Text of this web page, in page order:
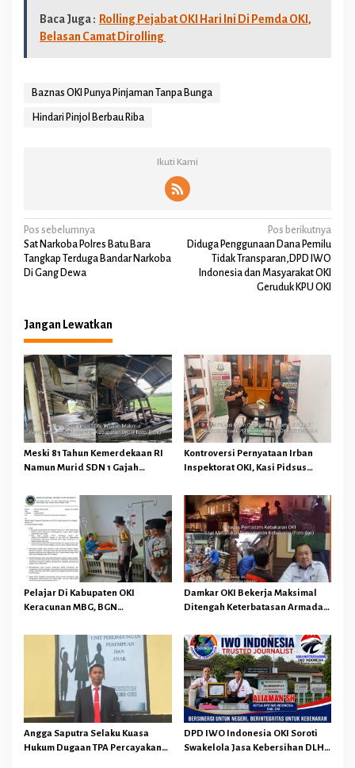
Baca Juga : Rolling Pejabat OKI Hari Ini Di Pemda OKI,
Belasan Camat Dirolling
Baznas OKI Punya Pinjaman Tanpa Bunga
Hindari Pinjol Berbau Riba
Ikuti Kami
N
a
v
g
a
s
i
p
o
s
Pos sebelumnya
Sat Narkoba Polres Batu Bara
Tangkap Terduga Bandar Narkoba
Di Gang Dewa
Pos berikutnya
Diduga Penggunaan Dana Pemilu
Tidak Transparan,DPD IWO
Indonesia dan Masyarakat OKI
Geruduk KPU OKI
Jangan Lewatkan
Meski 81 Tahun Kemerdekaan RI
Namun Murid SDN 1 Gajah
Diduga Belajar Diruang WC
Kontroversi Pernyataan Irban
Inspektorat OKI, Kasi Pidsus
Pengembalian Kerugian
Keuangan Negara Tidak
Menghapuskan Hukuman Pidana
Bagi Pelaku
Pelajar Di Kabupaten OKI
Keracunan MBG, BGN
Sementara SPPG Air Sugihan
Bandar Jaya
Damkar OKI Bekerja Maksimal
Ditengah Keterbatasan Armada
Jauh Dari Harapan
Angga Saputra Selaku Kuasa
Hukum Dugaan TPA Percayakan
DPD IWO Indonesia OKI Soroti
Swakelola Jasa Kebersihan DLH